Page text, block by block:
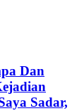
Dan
Sadar,